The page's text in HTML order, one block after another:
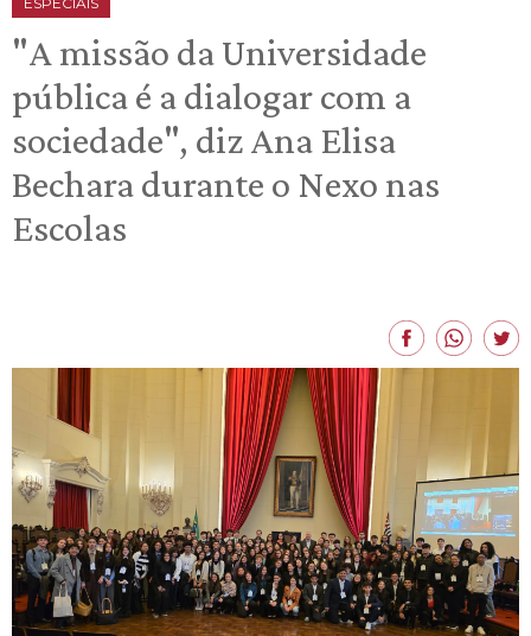
"A missão da Universidade
pública é a dialogar com a
sociedade", diz Ana Elisa
Bechara durante o Nexo nas
Escolas